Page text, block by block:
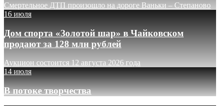
Смертельное ДТП произошло на дороге Ваньки – Степаново
16 июля
Дом спорта «Золотой шар» в Чайковском
продают за 128 млн рублей
Аукцион состоится 12 августа 2026 года
14 июля
В потоке творчества